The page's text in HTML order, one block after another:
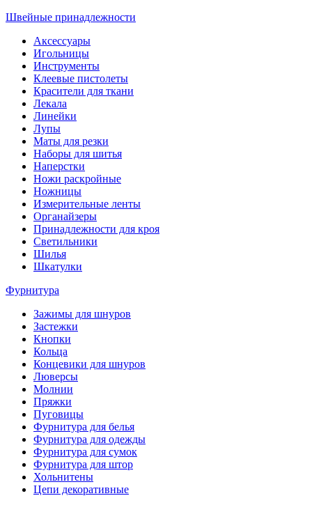
Швейные принадлежности
Аксессуары
Игольницы
Инструменты
Клеевые пистолеты
Красители для ткани
Лекала
Линейки
Лупы
Маты для резки
Наборы для шитья
Наперстки
Ножи раскройные
Ножницы
Измерительные ленты
Органайзеры
Принадлежности для кроя
Светильники
Шилья
Шкатулки
Фурнитура
Зажимы для шнуров
Застежки
Кнопки
Кольца
Концевики для шнуров
Люверсы
Молнии
Пряжки
Пуговицы
Фурнитура для белья
Фурнитура для одежды
Фурнитура для сумок
Фурнитура для штор
Хольнитены
Цепи декоративные